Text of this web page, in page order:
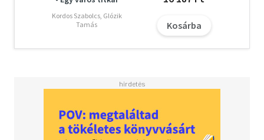
Kordos Szabolcs, Glózik
Tamás
Kosárba